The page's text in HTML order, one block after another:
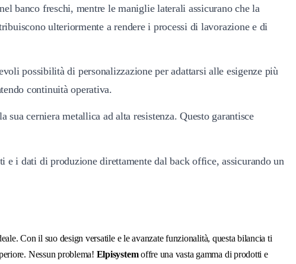
banco freschi, mentre le maniglie laterali assicurano che la
ulteriormente a rendere i processi di lavorazione e di
possibilità di personalizzazione per adattarsi alle esigenze più
continuità operativa.
cerniera metallica ad alta resistenza. Questo garantisce
i dati di produzione direttamente dal back office, assicurando un
Con il suo design versatile e le avanzate funzionalità, questa bilancia ti
Nessun problema! Elpisystemoffre una vasta gamma di prodotti e